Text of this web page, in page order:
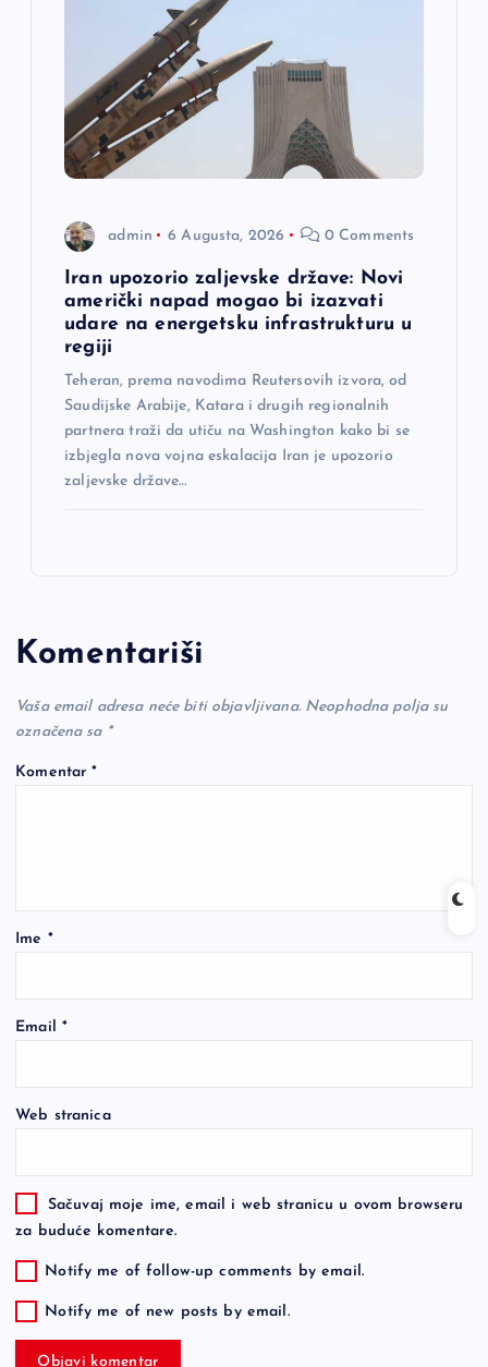
admin 6 Augusta, 2026 0 Comments
Iran upozorio zaljevske države: Novi
američki napad mogao bi izazvati
udare na energetsku infrastrukturu u
regiji
Teheran, prema navodima Reutersovih izvora, od
Saudijske Arabije, Katara i drugih regionalnih
partnera traži da utiču na Washington kako bi se
izbjegla nova vojna eskalacija Iran je upozorio
zaljevske države…
Komentariši
Vaša email adresa neće biti objavljivana. Neophodna polja su
označena sa *
Komentar*
Ime *
Email *
Web stranica
Sačuvaj moje ime, email i web stranicu u ovom browseru
za buduće komentare.
Notify me of follow-up comments by email.
Notify me of new posts by email.